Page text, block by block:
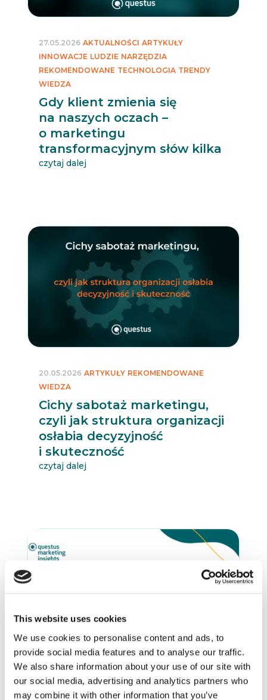
This website uses cookies
We use cookies to personalise content and ads, to
provide social media features and to analyse our traffic.
We also share information about your use of our site with
our social media, advertising and analytics partners who
may combine it with other information that you’ve
Gdy klient zmienia się
na naszych oczach –
o marketingu
transformacyjnym słów kilka
27.05.2026 AKTUALNOŚCI ARTYKUŁY
INNOWACJE LUDZIE NARZĘDZIA
REKOMENDOWANE TECHNOLOGIA TRENDY
WIEDZA
czytaj dalej
Cichy sabotaż marketingu,
czyli jak struktura organizacji
osłabia decyzyjność
i skuteczność
20.05.2026 ARTYKUŁY REKOMENDOWANE
WIEDZA
czytaj dalej
7.05.2026 AKTUALNOŚCI
ARTYKUŁY
INNOWACJE
REKOMENDOWANE